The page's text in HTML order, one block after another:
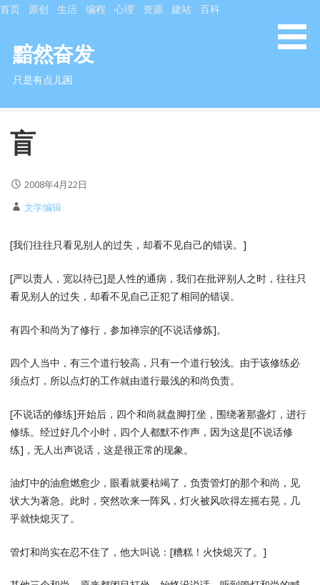
跳
首页 原创 生活 编程 心理 资源 建站 百科
黯然奋发
只是有点儿困
盲
2008年4月22日
文学编辑
[我们往往只看见别人的过失，却看不见自己的错误。]
[严以责人，宽以待已]是人性的通病，我们在批评别人之时，往往只
看见别人的过失，却看不见自己正犯了相同的错误。
有四个和尚为了修行，参加禅宗的[不说话修炼]。
四个人当中，有三个道行较高，只有一个道行较浅。由于该修练必
须点灯，所以点灯的工作就由道行最浅的和尚负责。
[不说话的修练]开始后，四个和尚就盘脚打坐，围绕著那盏灯，进行
修练。经过好几个小时，四个人都默不作声，因为这是[不说话修
练]，无人出声说话，这是很正常的现象。
油灯中的油愈燃愈少，眼看就要枯竭了，负责管灯的那个和尚，见
状大为著急。此时，突然吹来一阵风，灯火被风吹得左摇右晃，几
乎就快熄灭了。
管灯和尚实在忍不住了，他大叫说：[糟糕！火快熄灭了。]